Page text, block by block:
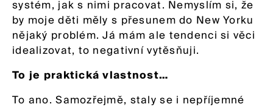
systém, jak s nimi pracovat. Nemyslím si, že
by moje děti měly s přesunem do New Yorku
nějaký problém. Já mám ale tendenci si věci
idealizovat, to negativní vytěsňuji.
To je praktická vlastnost…
To ano. Samozřejmě, staly se i nepříjemné